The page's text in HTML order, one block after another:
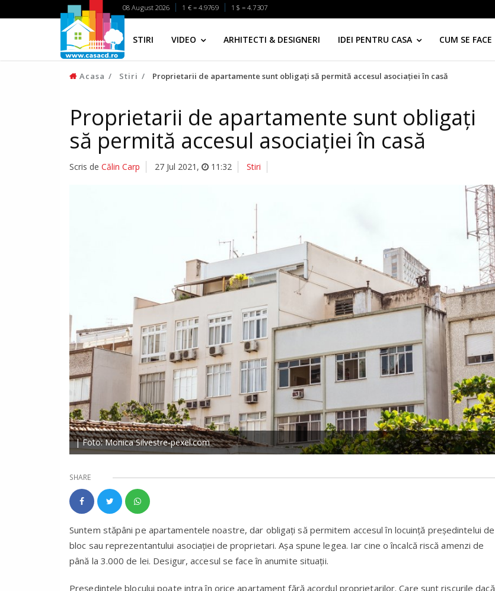
08 August 2026 1 € = 4.9769 1 $ = 4.7307
STIRI VIDEO ARHITECTI & DESIGNERI IDEI PENTRU CASA CUM SE FACE
Acasa Stiri Proprietarii de apartamente sunt obligaţi să permită accesul asociaţiei în casă
Proprietarii de apartamente sunt obligaţi
să permită accesul asociaţiei în casă
Scris de Călin Carp 27 Jul 2021 , 11:32 Stiri
| Foto: Monica Silvestre-pexel.com
SHARE
Suntem stăpâni pe apartamentele noastre, dar obligaţi să permitem accesul în locuinţă preşedintelui de
bloc sau reprezentantului asociaţiei de proprietari. Aşa spune legea. Iar cine o încalcă riscă amenzi de
până la 3.000 de lei. Desigur, accesul se face în anumite situaţii.
Preşedintele blocului poate intra în orice apartament fără acordul proprietarilor. Care sunt riscurile dacă